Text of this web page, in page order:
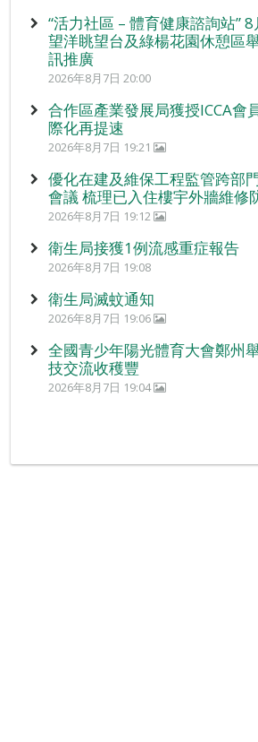
“活力社區 – 體育健康諮詢站”
望洋眺望台及綠楊花園休憩區
訊推廣
2026年8月7日 20:00
合作區產業發展局獲授ICCA會
際化再提速
2026年8月7日 19:21
優化在建及維保工程監管跨部
會議 梳理已入住樓宇外牆維修
2026年8月7日 19:12
衛生局接獲1例流感重症報告
2026年8月7日 19:08
衛生局滅蚊通知
2026年8月7日 19:06
全國青少年陽光體育大會鄭州
技交流收穫豐
2026年8月7日 19:04